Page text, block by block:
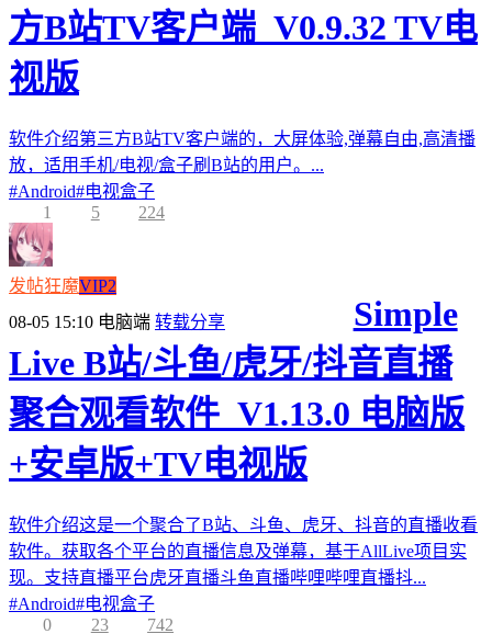
方B站TV客户端_V0.9.32 TV电
视版
软件介绍第三方B站TV客户端的，大屏体验,弹幕自由,高清播
放，适用手机/电视/盒子刷B站的用户。...
#Android#电视盒子
1
5 224
发帖狂魔VIP2
08-05 15:10 电脑端 转载分享
Simple
Live B站/斗鱼/虎牙/抖音直播
聚合观看软件_V1.13.0 电脑版
+安卓版+TV电视版
软件介绍这是一个聚合了B站、斗鱼、虎牙、抖音的直播收看
软件。获取各个平台的直播信息及弹幕，基于AllLive项目实
现。支持直播平台虎牙直播斗鱼直播哔哩哔哩直播抖...
#Android#电视盒子
0
23 742